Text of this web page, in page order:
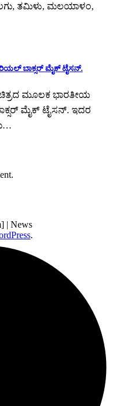
ತಮಿಳು, ಮಲಯಾಳಂ,
ಬಾಕ್ಸರ್ ಮೈಕ್ ಟೈಸನ್.
ಮೂಲಕ ಭಾರತೀಯ
ಮೈಕ್ ಟೈಸನ್. ಇದರ
| News
.